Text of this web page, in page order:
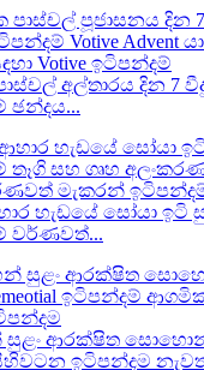
අල්තාරය දින 7
ඡන්දය...
හැඩයේ සෝයා ඉටි
වර්ණවත්...
සුළං ආරක්ෂිත
ඉටිපන්දම